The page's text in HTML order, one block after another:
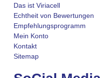
Das ist Viriacell
Echtheit von Bewertungen
Empfehlungsprogramm
Mein Konto
Kontakt
Sitemap